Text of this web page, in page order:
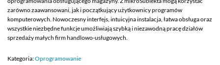
zarówno zaawansowani, jak i początkujący użytkownicy programów
komputerowych. Nowoczesny interfejs, intuicyjna instalacja, łatwa obsługa oraz
wszystkie niezbędne funkcje umożliwiają szybką i niezawodną pracę działów
sprzedaży małych firm handlowo-usługowych.
Kategoria:Oprogramowanie